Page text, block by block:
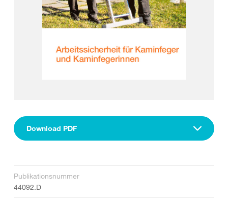
Download PDF
Publikationsnummer
44092.D